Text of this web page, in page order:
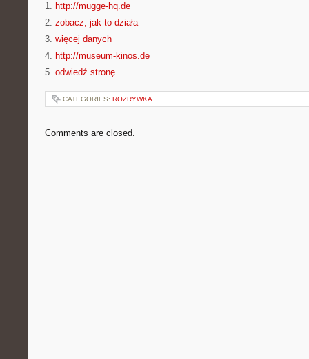
1. http://mugge-hq.de
2. zobacz, jak to działa
3. więcej danych
4. http://museum-kinos.de
5. odwiedź stronę
CATEGORIES: ROZRYWKA
Comments are closed.